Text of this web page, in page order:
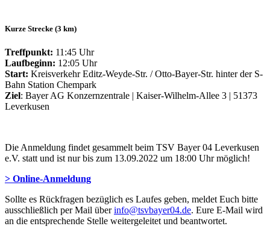
Kurze Strecke (3 km)
Treffpunkt: 11:45 Uhr
Laufbeginn: 12:05 Uhr
Start: Kreisverkehr Editz-Weyde-Str. / Otto-Bayer-Str. hinter der S-
Bahn Station Chempark
Ziel: Bayer AG Konzernzentrale | Kaiser-Wilhelm-Allee 3 | 51373
Leverkusen
Die Anmeldung findet gesammelt beim TSV Bayer 04 Leverkusen
e.V. statt und ist nur bis zum 13.09.2022 um 18:00 Uhr möglich!
> Online-Anmeldung
Sollte es Rückfragen bezüglich es Laufes geben, meldet Euch bitte
ausschließlich per Mail überinfo@tsvbayer04.de. Eure E-Mail wird
an die entsprechende Stelle weitergeleitet und beantwortet.